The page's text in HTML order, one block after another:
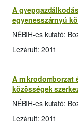
A
egyenesszárnyú
NÉBIH-es kutató:
Lezárult: 2011
A mikrodomborzat
közösségek
NÉBIH-es kutató:
Lezárult: 2011